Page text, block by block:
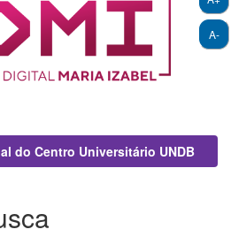
A-
do Centro Universitário UNDB